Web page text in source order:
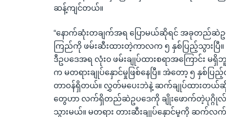
ဆန့်ကျင်တယ်။
“နောက်ဆုံးတချက်အရ ပြောမယ်ဆိုရင် အခုတည်ဆဲဥ
ကြည်ကို ဖမ်းဆီးထားတဲ့ကာလက ၅ နှစ်ပြည့်သွားပြီ။
ဒီဥပဒေအရ လုံး၀ ဖမ်းချုပ်ထားစရာအကြောင်း မ
က မတရားချုပ်နှောင်မှုဖြစ်နေပြီ။ အဲတော့ ၅ နှစ်ပ
တာဝန်ရှိတယ်။ လွှတ်မပေးဘဲနဲ့ ဆက်ချုပ်ထားတယ်
တွေဟာ လက်ရှိတည်ဆဲဥပဒေကို ချိုးဖောက်တဲ့ပုဂ္ဂိုလ်တွ
သွားမယ်။ မတရား တားဆီးချုပ်နှောင်မှုကို ဆက်